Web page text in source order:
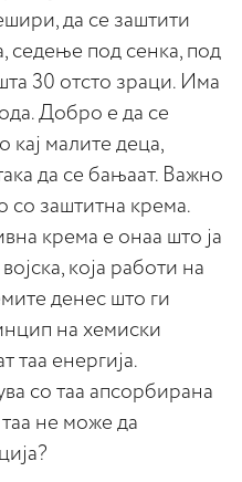
да се заштити
седење под сенка, под
30 отсто зраци. Има
Добро е да се
кај малите деца,
да се бањаат. Важно
со заштитна крема.
крема е онаа што ја
која работи на
денес што ги
на хемиски
таа енергија.
со таа апсорбирана
не може да